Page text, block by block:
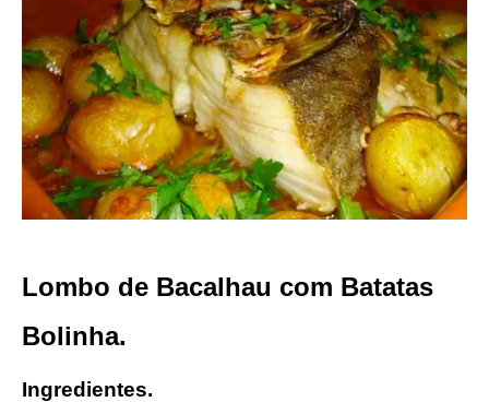
Lombo de Bacalhau com Batatas
Bolinha.
Ingredientes.